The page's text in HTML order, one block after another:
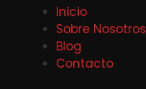
Inicio
Sobre Nosotros
Blog
Contacto